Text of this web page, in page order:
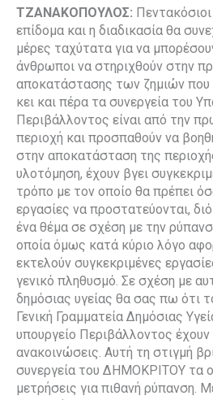
ΤΖΑΝΑΚΟΠΟΥΛΟΣ:
επίδομα και η διαδικασία θα
μέρες ταχύτατα για να
άνθρωποι να στηριχθούν στην
αποκατάστασης των ζημιών που
κει και πέρα τα συνεργεία του
Περιβάλλοντος είναι από την
περιοχή και προσπαθούν να
στην αποκατάσταση της
υλοτόμηση, έχουν βγει
τρόπο με τον οποίο θα πρέπει
εργασίες να προστατεύονται,
ένα θέμα σε σχέση με την
οποία όμως κατά κύριο λόγο
εκτελούν συγκεκριμένες
γενικό πληθυσμό. Σε σχέση με
δημόσιας υγείας θα σας πω ότι
Γενική Γραμματεία Δημόσιας
υπουργείο Περιβάλλοντος
ανακοινώσεις. Αυτή τη στιγμή
συνεργεία του ΔΗΜΟΚΡΙΤΟΥ τα
μετρήσεις για πιθανή ρύπανση.